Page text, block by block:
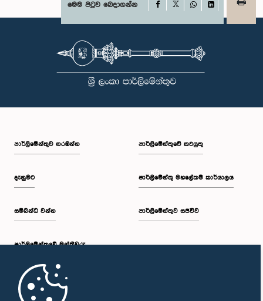
මෙම පිටුව බෙදාගන්න Facebook
WhatsAppLinkedIn
පාර්ලි‌මේන්තුව නරඹන්න
දැනුමට
සම්බන්ධ වන්න
පාර්ලි‌මේන්තුවේ මන්ත්‍රීවරු
මුල් පිටුව
පාර්ලිමේන්තුවේ කටයුතු
පාර්ලිමේන්තු මහලේකම් කාර්යාලය
පාර්ලිමේන්තුව සජීවීව